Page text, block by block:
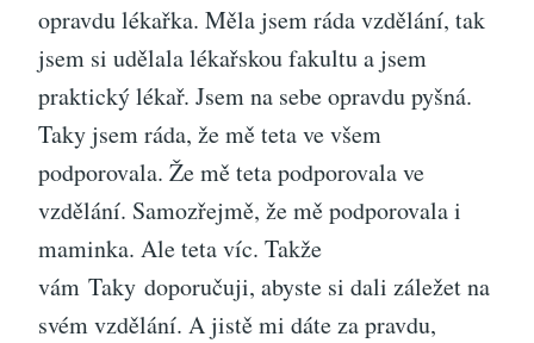
opravdu lékařka. Měla jsem ráda vzdělání, tak
jsem si udělala lékařskou fakultu a jsem
praktický lékař. Jsem na sebe opravdu pyšná.
Taky jsem ráda, že mě teta ve všem
podporovala. Že mě teta podporovala ve
vzdělání. Samozřejmě, že mě podporovala i
maminka. Ale teta víc. Takže
vám Taky doporučuji, abyste si dali záležet na
svém vzdělání. A jistě mi dáte za pravdu,